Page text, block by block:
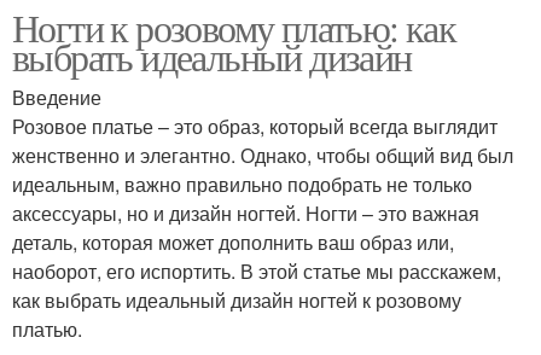
Ногти к розовому платью: как
выбрать идеальный дизайн
Введение
Розовое платье – это образ, который всегда выглядит
женственно и элегантно. Однако, чтобы общий вид был
идеальным, важно правильно подобрать не только
аксессуары, но и дизайн ногтей. Ногти – это важная
деталь, которая может дополнить ваш образ или,
наоборот, его испортить. В этой статье мы расскажем,
как выбрать идеальный дизайн ногтей к розовому
платью.